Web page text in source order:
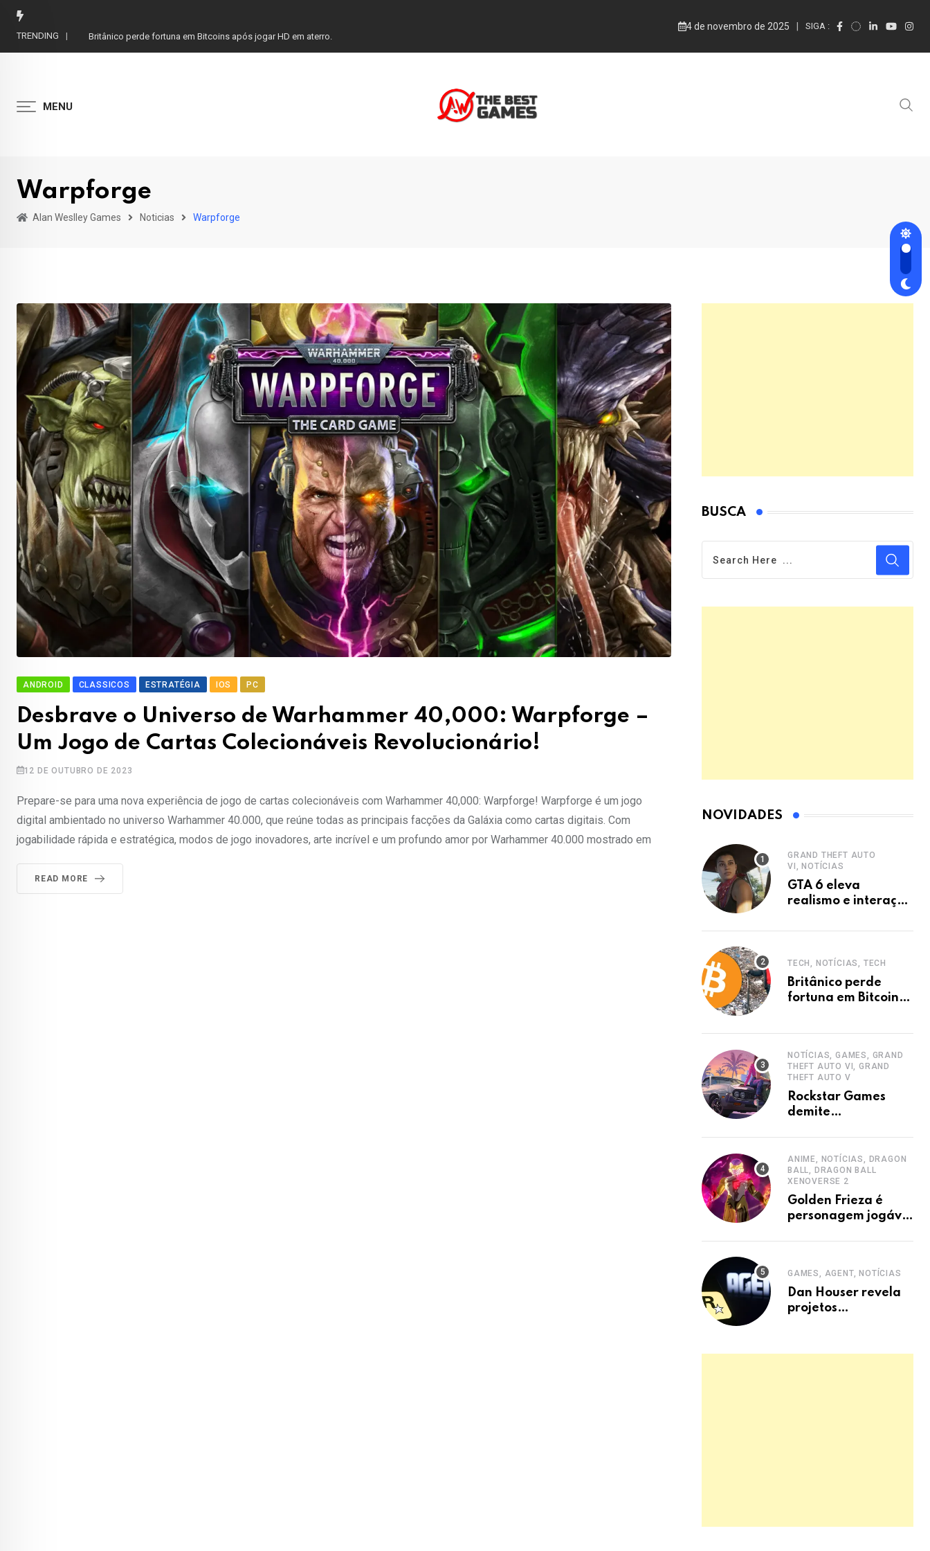
Skip
TRENDING Britânico perde fortuna em Bitcoins após jogar HD em aterro.
4 de novembro de 2025 SIGA :
MENU
Warpforge
Alan Weslley Games Noticias Warpforge
ANDROID CLASSICOS ESTRATÉGIA IOS PC
Desbrave o Universo de Warhammer 40,000: Warpforge –
Um Jogo de Cartas Colecionáveis Revolucionário!
12 DE OUTUBRO DE 2023
Prepare-se para uma nova experiência de jogo de cartas colecionáveis com Warhammer 40,000: Warpforge! Warpforge é um jogo
digital ambientado no universo Warhammer 40.000, que reúne todas as principais facções da Galáxia como cartas digitais. Com
jogabilidade rápida e estratégica, modos de jogo inovadores, arte incrível e um profundo amor por Warhammer 40.000 mostrado em
READ MORE
BUSCA
NOVIDADES
GRAND THEFT AUTO
VI, NOTÍCIAS
GTA 6 eleva
realismo e interação
TECH, NOTÍCIAS, TECH
Britânico perde
fortuna em Bitcoins
NOTÍCIAS, GAMES, GRAND
THEFT AUTO VI, GRAND
THEFT AUTO V
Rockstar Games
demite
acusa sindicato.
ANIME, NOTÍCIAS, DRAGON
BALL, DRAGON BALL
XENOVERSE 2
Golden Frieza é
personagem jogável
GAMES, AGENT, NOTÍCIAS
Dan Houser revela
projetos